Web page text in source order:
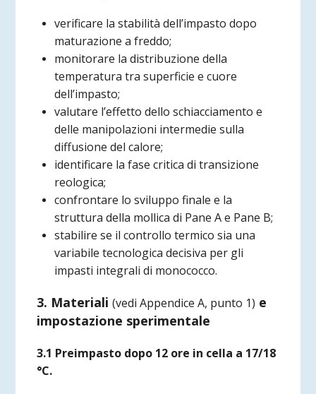
verificare la stabilità dell’impasto dopo
maturazione a freddo;
monitorare la distribuzione della
temperatura tra superficie e cuore
dell’impasto;
valutare l’effetto dello schiacciamento e
delle manipolazioni intermedie sulla
diffusione del calore;
identificare la fase critica di transizione
reologica;
confrontare lo sviluppo finale e la
struttura della mollica di Pane A e Pane B;
stabilire se il controllo termico sia una
variabile tecnologica decisiva per gli
impasti integrali di monococco.
3. Materiali (vedi Appendice A, punto 1) e
impostazione sperimentale
3.1 Preimpasto dopo 12 ore in cella a 17/18
°C.